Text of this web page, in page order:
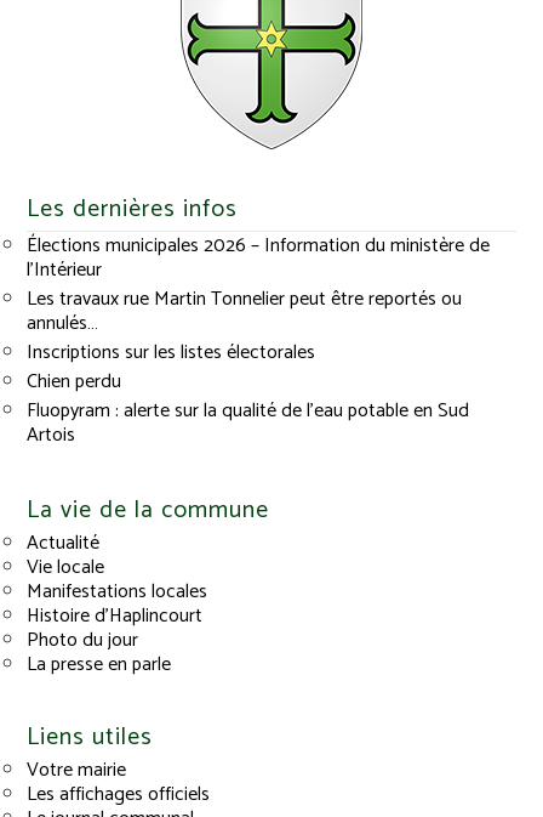
Les dernières infos
Élections municipales 2026 – Information du ministère de
l’Intérieur
Les travaux rue Martin Tonnelier peut être reportés ou
annulés…
Inscriptions sur les listes électorales
Chien perdu
Fluopyram : alerte sur la qualité de l’eau potable en Sud
Artois
La vie de la commune
Actualité
Vie locale
Manifestations locales
Histoire d’Haplincourt
Photo du jour
La presse en parle
Liens utiles
Votre mairie
Les affichages officiels